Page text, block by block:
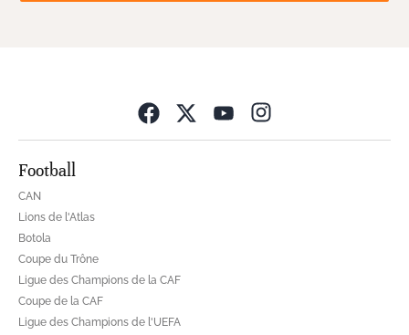
Football
CAN
Lions de l'Atlas
Botola
Coupe du Trône
Ligue des Champions de la CAF
Coupe de la CAF
Ligue des Champions de l'UEFA